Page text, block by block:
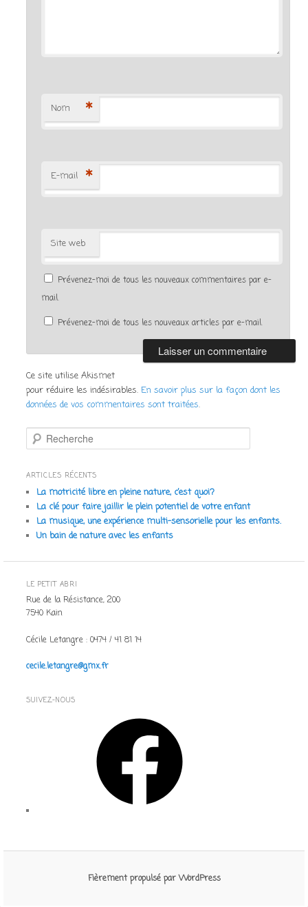
Nom *
E-mail *
Site web
Prévenez-moi de tous les nouveaux commentaires par e-
mail.
Prévenez-moi de tous les nouveaux articles par e-mail.
Ce site utilise Akismet
pour réduire les indésirables.En savoir plus sur la façon dont les
données de vos commentaires sont traitées.
e
h
c
h
e
ARTICLES RÉCENTS
La motricité libre en pleine nature, c’est quoi?
La clé pour faire jaillir le plein potentiel de votre enfant
La musique, une expérience multi-sensorielle pour les enfants.
Un bain de nature avec les enfants
LE PETIT ABRI
Rue de la Résistance, 200
7540 Kain
Cécile Letangre : 0474 / 41 81 14
cecile.letangre@gmx.fr
SUIVEZ-NOUS
Fièrement propulsé par WordPress